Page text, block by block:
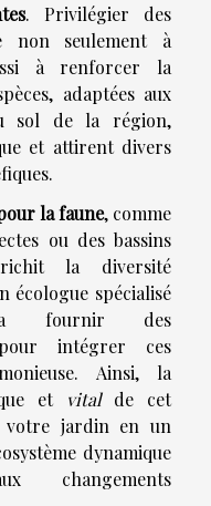
. Privilégier des
non seulement à
à renforcer la
adaptées aux
sol de la région,
et attirent divers
la faune, comme
ou des bassins
la diversité
écologue spécialisé
fournir des
pour intégrer ces
Ainsi, la
et
vitalde cet
votre jardin en un
dynamique